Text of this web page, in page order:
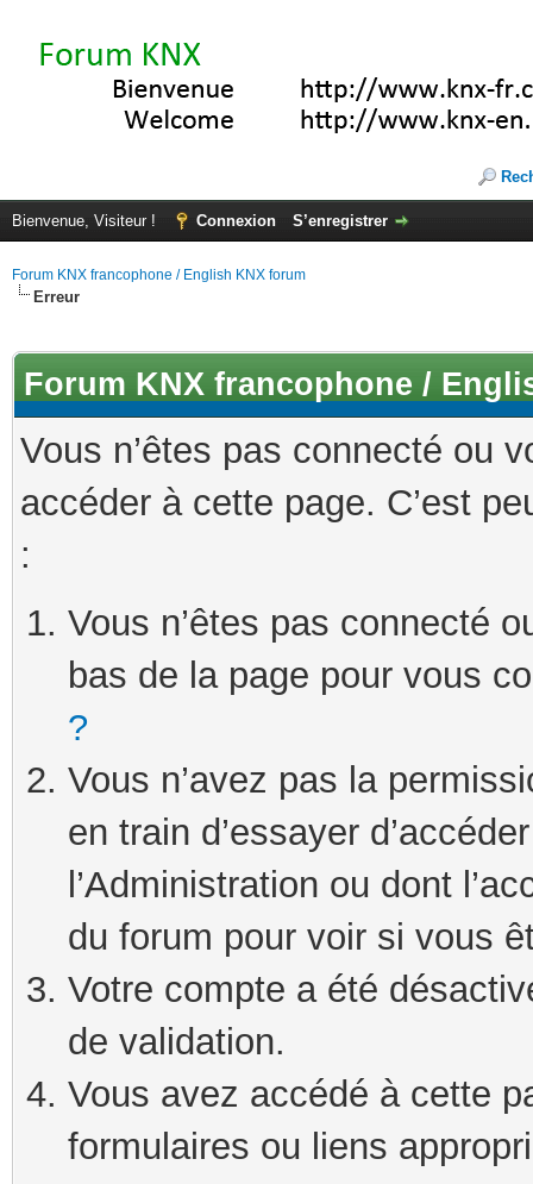
Bienvenue, Visiteur ! Connexion S’enregistrer
Forum KNX francophone / English KNX forum
Erreur
Forum KNX francophone /
Vous n’êtes pas connecté ou
accéder à cette page. C’est
:
Vous n’êtes pas connecté
bas de la page pour vous
?
Vous n’avez pas la
en train d’essayer
l’Administration ou dont
du forum pour voir si vous
Votre compte a été
de validation.
Vous avez accédé à cette
formulaires ou liens